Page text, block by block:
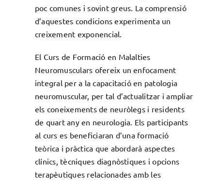
poc comunes i sovint greus. La comprensió
d’aquestes condicions experimenta un
creixement exponencial.
El Curs de Formació en Malalties
Neuromusculars ofereix un enfocament
integral per a la capacitació en patologia
neuromuscular, per tal d’actualitzar i ampliar
els coneixements de neuròlegs i residents
de quart any en neurologia. Els participants
al curs es beneficiaran d’una formació
teòrica i pràctica que abordarà aspectes
clínics, tècniques diagnòstiques i opcions
terapèutiques relacionades amb les